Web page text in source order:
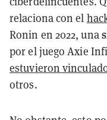
relaciona con el
Ronin en 2022, una
por el juego Axie
estuvieron
otros.